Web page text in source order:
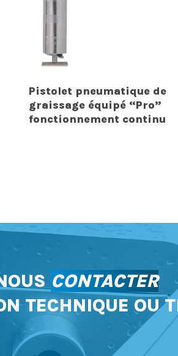
Pistolet pneumatique de
graissage équipé “Pro”
fonctionnement continu
CONTACTER
TECHNIQUE OU